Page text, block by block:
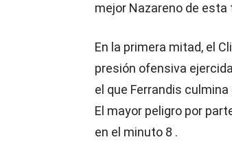
mejor Nazareno de esta
En la primera mitad, el
presión ofensiva
el que Ferrandis
El mayor peligro por
en el minuto 8 .